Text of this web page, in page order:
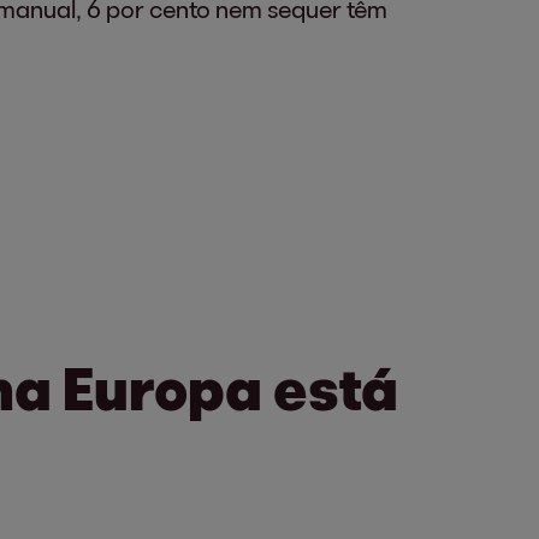
6 por cento nem sequer têm
Europa está